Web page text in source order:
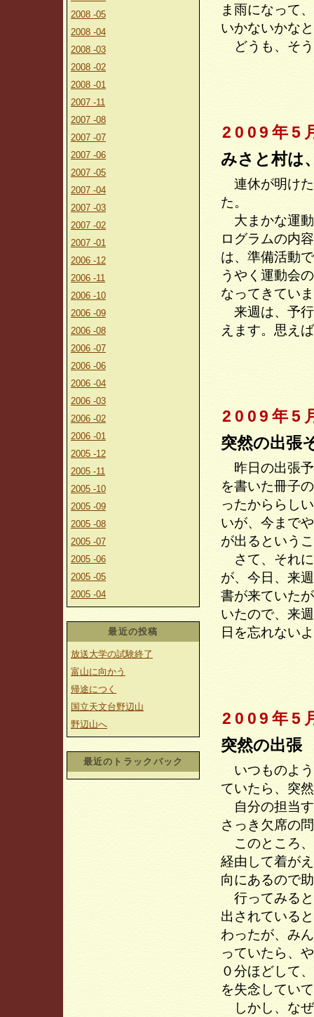
2008 -05
2008 -04
2008 -03
2008 -02
2008 -01
2007 -11
2007 -08
2007 -07
2007 -06
2007 -05
2007 -04
2007 -03
2007 -02
2007 -01
2006 -12
2006 -11
2006 -10
2006 -09
2006 -08
2006 -07
2006 -06
2006 -04
2006 -03
2006 -02
2006 -01
2005 -12
2005 -11
2005 -10
2005 -09
2005 -08
2005 -07
2005 -06
2005 -05
2005 -04
最近の投稿
放送大学の試験終了
富山に向かう
帰途につく
国立天文台野辺山
野辺山へ
最近のトラックバック
ま雨になって
いかないかな
どうも、そ
2009年5
みさと村は
連休が明けた
た。
大まかな運動
ログラムの内
は、準備活動
うやく運動会
なってきてい
来週は、予行
えます。思え
2009年5
突然の出張
昨日の出張予
を書いた冊子
ったかららし
いが、今まで
が出るという
さて、それに
が、今日、来
書が来ていた
いたので、来
日を忘れない
2009年5
突然の出張
いつものよう
ていたら、突
自分の担当す
さっき欠席の
このところ、
経由して着が
向にあるので
行ってみると
出されている
わったが、み
っていたら、
０分ほどして
を失念してい
しかし、なぜ